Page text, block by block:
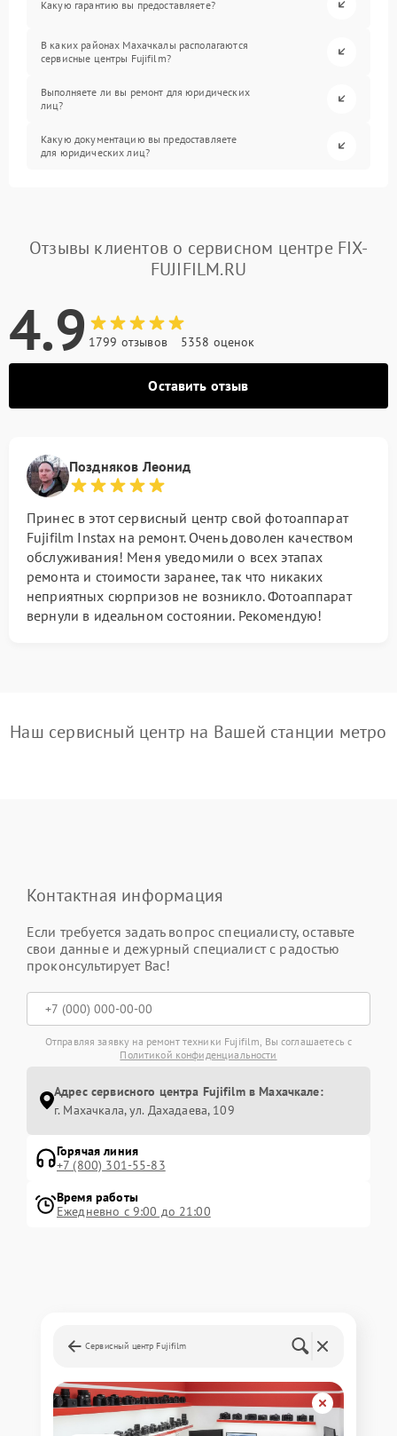
Какую гарантию вы предоставляете?
В каких районах Махачкалы располагаются
сервисные центры Fujifilm?
Выполняете ли вы ремонт для юридических
лиц?
Какую документацию вы предоставляете
для юридических лиц?
Отзывы клиентов о сервисном центре FIX-
FUJIFILM.RU
4.9 1799 отзывов 5358 оценок
Оставить отзыв
Поздняков Леонид
Принес в этот сервисный центр свой фотоаппарат
Fujifilm Instax на ремонт. Очень доволен качеством
обслуживания! Меня уведомили о всех этапах
ремонта и стоимости заранее, так что никаких
неприятных сюрпризов не возникло. Фотоаппарат
вернули в идеальном состоянии. Рекомендую!
Наш сервисный центр на Вашей станции метро
Контактная информация
Если требуется задать вопрос специалисту, оставьте
свои данные и дежурный специалист с радостью
проконсультирует Вас!
Отправляя заявку на ремонт техники Fujifilm, Вы соглашаетесь с
Политикой конфиденциальности
Адрес сервисного центра Fujifilm в Махачкале:
г. Махачкала, ул. Дахадаева, 109
Горячая линия
+7 (800) 301-55-83
Время работы
Ежедневно с 9:00 до 21:00
Сервисный центр Fujifilm